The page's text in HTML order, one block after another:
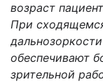
возраст
При
обеспечивают
зрительной